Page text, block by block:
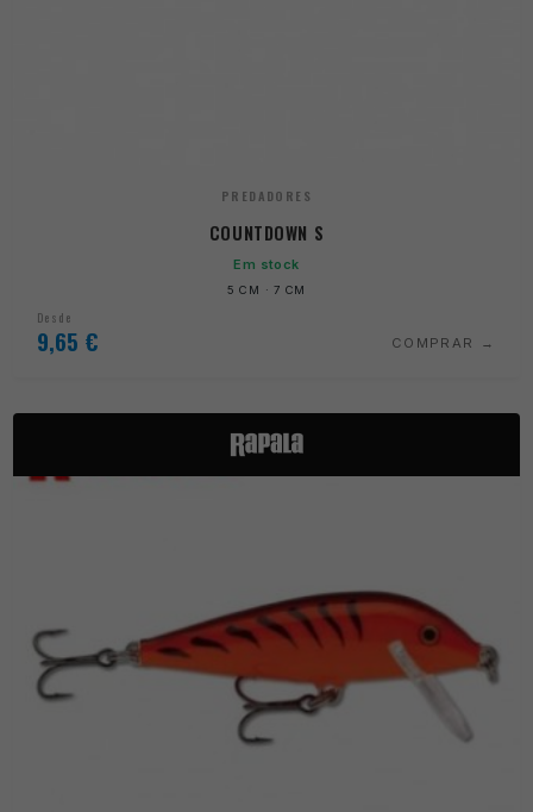
PREDADORES
COUNTDOWN S
Em stock
5 CM · 7 CM
Desde
9,65 € COMPRAR